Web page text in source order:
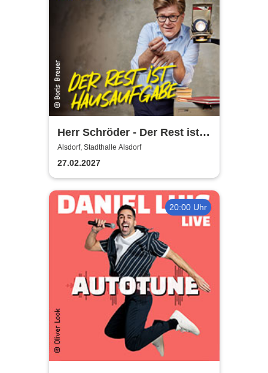
Herr Schröder - Der Rest ist
Hausaufgabe
Alsdorf, Stadthalle Alsdorf
27.02.2027
20:00 Uhr